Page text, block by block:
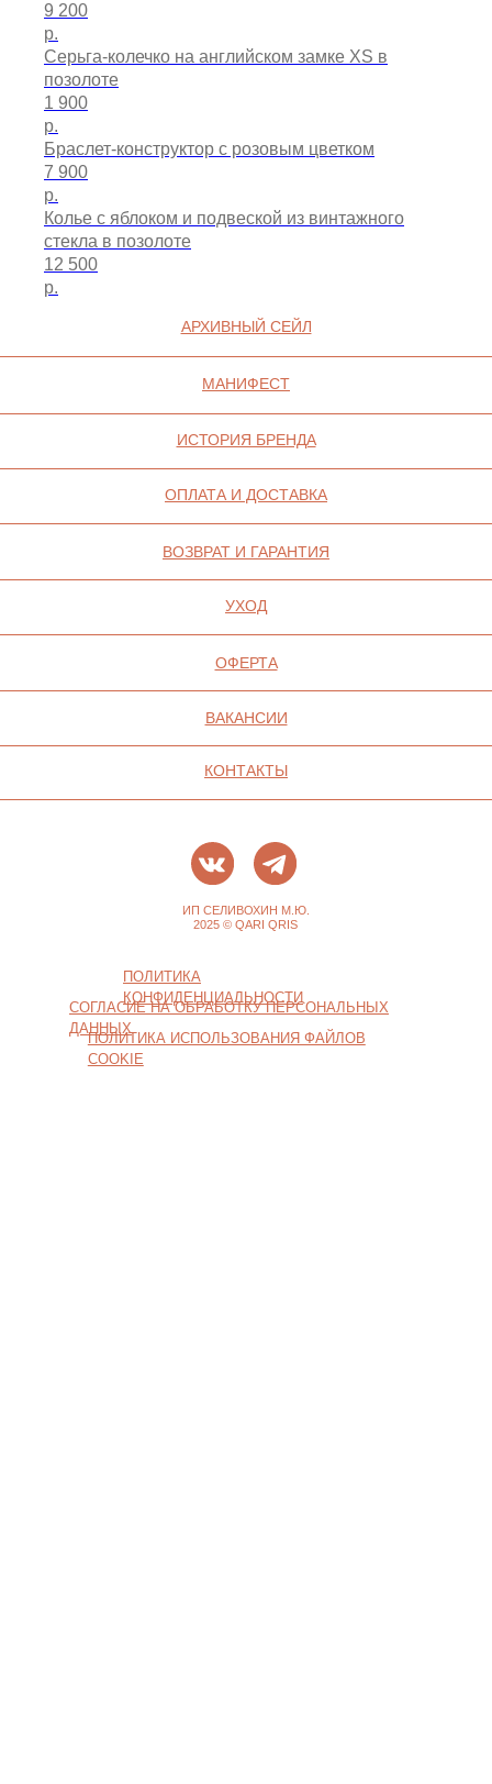
9 200
р.
Серьга-колечко на английском замке XS в
позолоте
1 900
р.
Браслет-конструктор с розовым цветком
7 900
р.
Колье с яблоком и подвеской из винтажного
стекла в позолоте
12 500
р.